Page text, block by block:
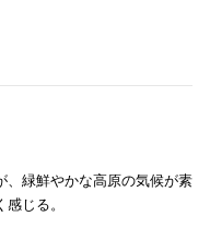
、緑鮮やかな高原の気候が素
じる。